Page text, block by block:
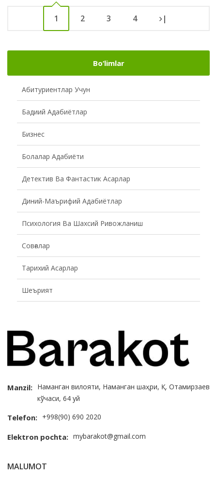
1 2 3 4 |
Bo‘limlar
Абитуриентлар Учун
Бадиий Адабиётлар
Бизнес
Болалар Адабиёти
Детектив Ва Фантастик Асарлар
Диний-Маърифий Адабиётлар
Психология Ва Шахсий Ривожланиш
Совғалар
Тарихий Асарлар
Шеърият
Manzil: Наманган вилояти, Наманган шаҳри, Қ. Отамирзаев
кўчаси, 64 уй
Telefon: +998(90) 690 2020
Elektron pochta: mybarakot@gmail.com
MALUMOT